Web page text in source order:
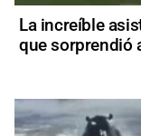
La increíble
que sorprendió